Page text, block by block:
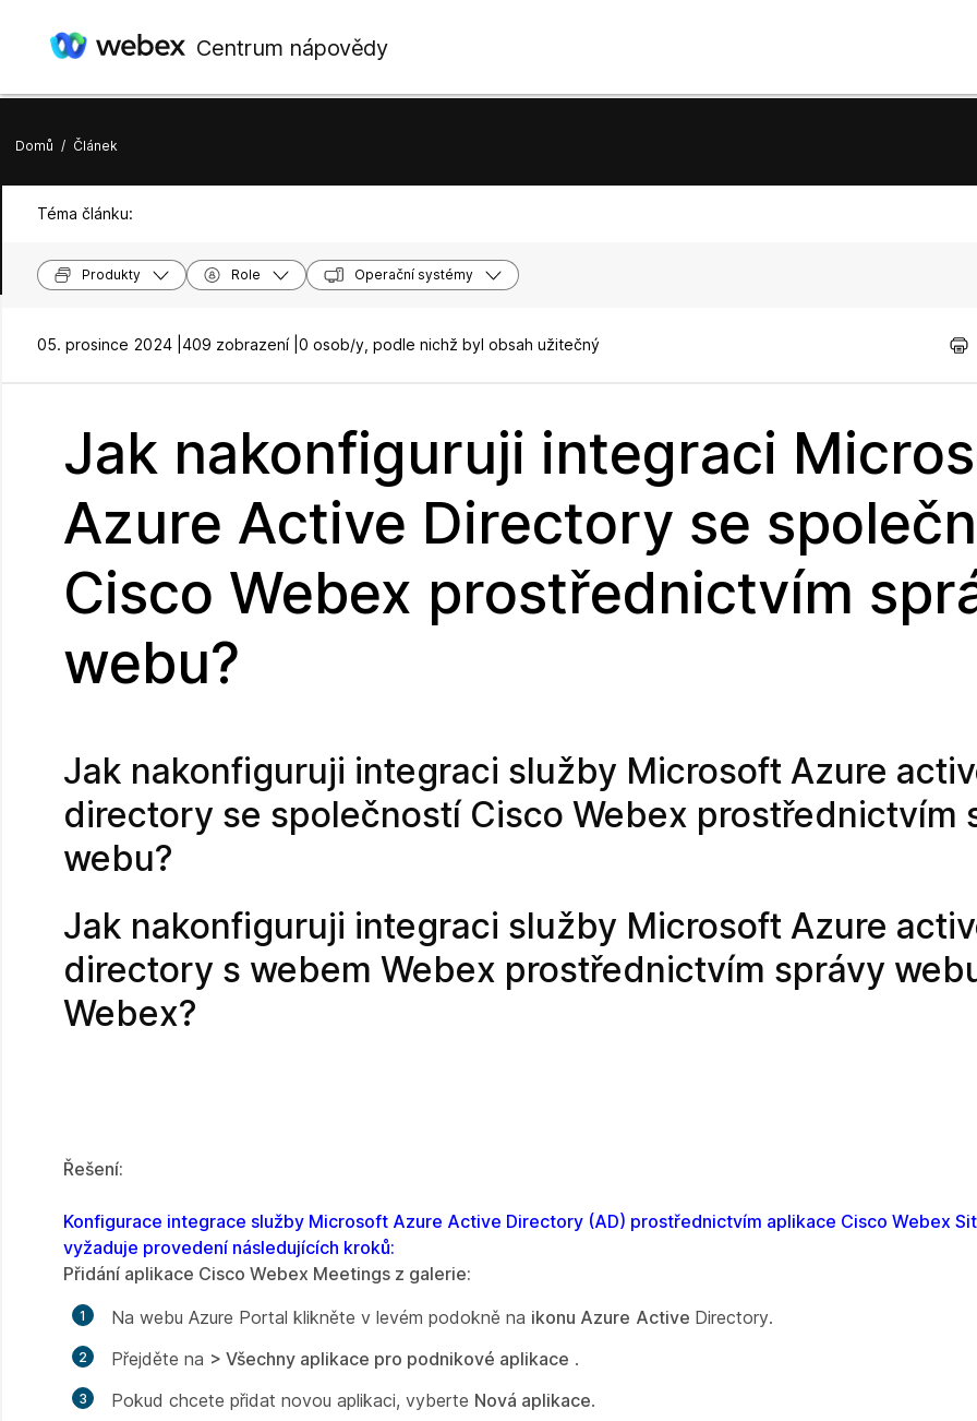
Centrum nápovědy
Domů / Článek
Téma článku:
Produkty Role Operační systémy
05. prosince 2024 | 409 zobrazení | 0 osob/y, podle nichž byl obsah užitečný
Jak nakonfiguruji integraci
Azure Active Directory se
Cisco Webex prostřednictvím
webu?
Jak nakonfiguruji integraci služby Microsoft Azure
directory se společností Cisco Webex prostřednictvím
webu?
Jak nakonfiguruji integraci služby Microsoft Azure
directory s webem Webex prostřednictvím správy
Webex?
Řešení:
Konfigurace integrace služby Microsoft Azure Active Directory (AD) prostřednictvím aplikace Cisco Webex
vyžaduje provedení následujících kroků:
Přidání aplikace Cisco Webex Meetings z galerie:
Na webu Azure Portal klikněte v levém podokně na ikonu Azure Active Directory.
Přejděte na > Všechny aplikace pro podnikové aplikace .
Pokud chcete přidat novou aplikaci, vyberte Nová aplikace.